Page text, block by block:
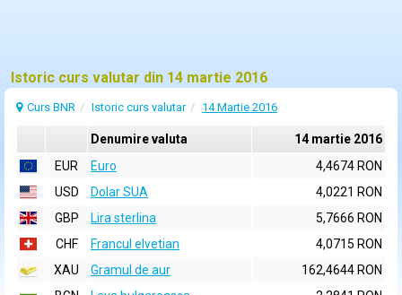
Istoric curs valutar din 14 martie 2016
Curs BNR Istoric curs valutar 14 Martie 2016
Denumire valuta
14 martie 2016
EUR
Euro
4,4674 RON
USD
Dolar SUA
4,0221 RON
GBP
Lira sterlina
5,7666 RON
CHF
Francul elvetian
4,0715 RON
XAU
Gramul de aur
162,4644 RON